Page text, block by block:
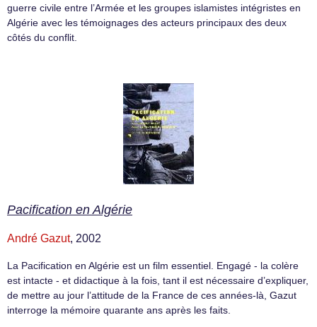
guerre civile entre l’Armée et les groupes islamistes intégristes en
Algérie avec les témoignages des acteurs principaux des deux
côtés du conflit.
Pacification en Algérie
André Gazut, 2002
La Pacification en Algérie est un film essentiel. Engagé - la colère
est intacte - et didactique à la fois, tant il est nécessaire d’expliquer,
de mettre au jour l’attitude de la France de ces années-là, Gazut
interroge la mémoire quarante ans après les faits.